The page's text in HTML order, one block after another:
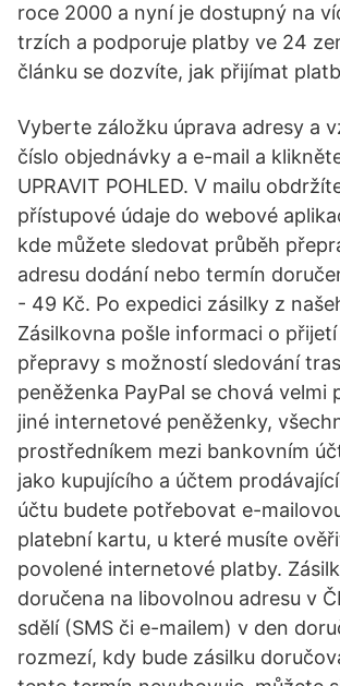
roce 2000 a nyní je dostupný na
trzích a podporuje platby ve 24
článku se dozvíte, jak přijímat
Vyberte záložku úprava adresy a
číslo objednávky a e-mail a
UPRAVIT POHLED. V mailu
přístupové údaje do webové
kde můžete sledovat průběh
adresu dodání nebo termín
- 49 Kč. Po expedici zásilky z
Zásilkovna pošle informaci o
přepravy s možností sledování
peněženka PayPal se chová velmi
jiné internetové peněženky,
prostředníkem mezi bankovním
jako kupujícího a účtem
účtu budete potřebovat e-
platební kartu, u které musíte
povolené internetové platby.
doručena na libovolnou adresu v
sdělí (SMS či e-mailem) v den
rozmezí, kdy bude zásilku